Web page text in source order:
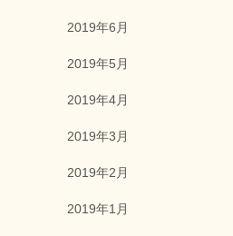
2019年6月
2019年5月
2019年4月
2019年3月
2019年2月
2019年1月